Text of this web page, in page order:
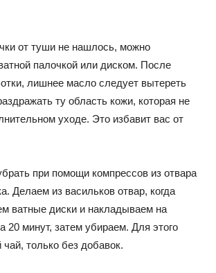
от туши не нашлось, можно
палочкой или диском. После
лишнее масло следует вытереть
ту область кожи, которая не
уходе. Это избавит вас от
при помощи компрессов из отвара
Делаем из васильков отвар, когда
ватные диски и накладываем на
20 минут, затем убираем. Для этого
только без добавок.